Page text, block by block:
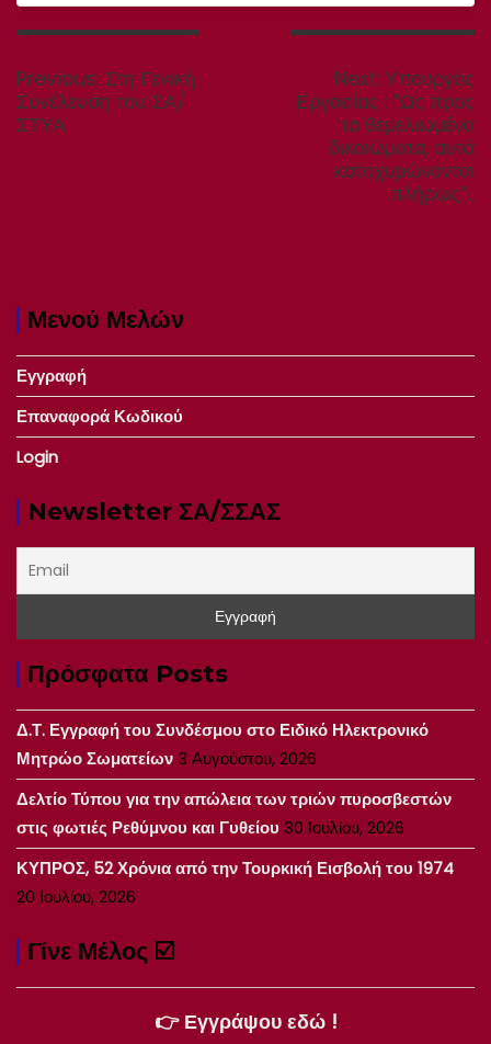
Πλοήγηση
Previous: Previous
post:
Στη Γενική
Συνέλευση του ΣΑ/
ΣΤΥΑ
Next: Next
post:
Υπουργός
Εργασίας : “Ως προς
τα θεμελιωμένα
δικαιώματα, αυτά
κατοχυρώνονται
πλήρως”..
Μενού Μελών
Εγγραφή
Επαναφορά Κωδικού
Login
Newsletter ΣΑ/ΣΣΑΣ
Πρόσφατα Posts
Δ.Τ. Εγγραφή του Συνδέσμου στο Ειδικό Ηλεκτρονικό
Μητρώο Σωματείων3 Αυγούστου, 2026
Δελτίο Τύπου για την απώλεια των τριών πυροσβεστών
στις φωτιές Ρεθύμνου και Γυθείου 30 Ιουλίου, 2026
ΚΥΠΡΟΣ, 52 Χρόνια από την Τουρκική Εισβολή του 1974
20 Ιουλίου, 2026
Γίνε Μέλος ☑️
👉 Εγγράψου εδώ !